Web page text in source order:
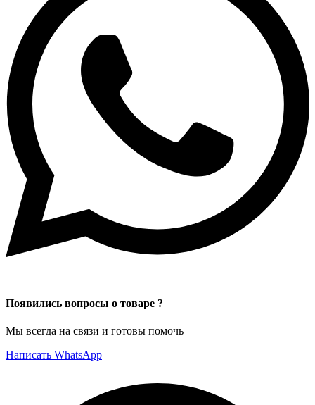
Появились вопросы о товаре ?
Мы всегда на связи и готовы помочь
Написать WhatsApp